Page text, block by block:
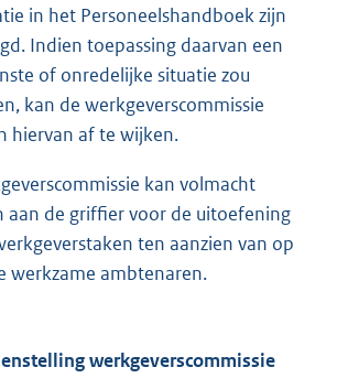
in het Personeelshandboek zijn
Indien toepassing daarvan een
of onredelijke situatie zou
kan de werkgeverscommissie
hiervan af te wijken.
kan volmacht
aan de griffier voor de uitoefening
ten aanzien van op
werkzame ambtenaren.
werkgeverscommissie